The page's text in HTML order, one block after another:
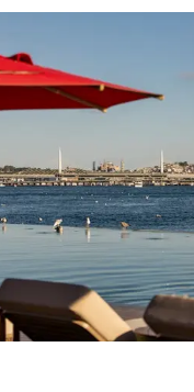
parçalara